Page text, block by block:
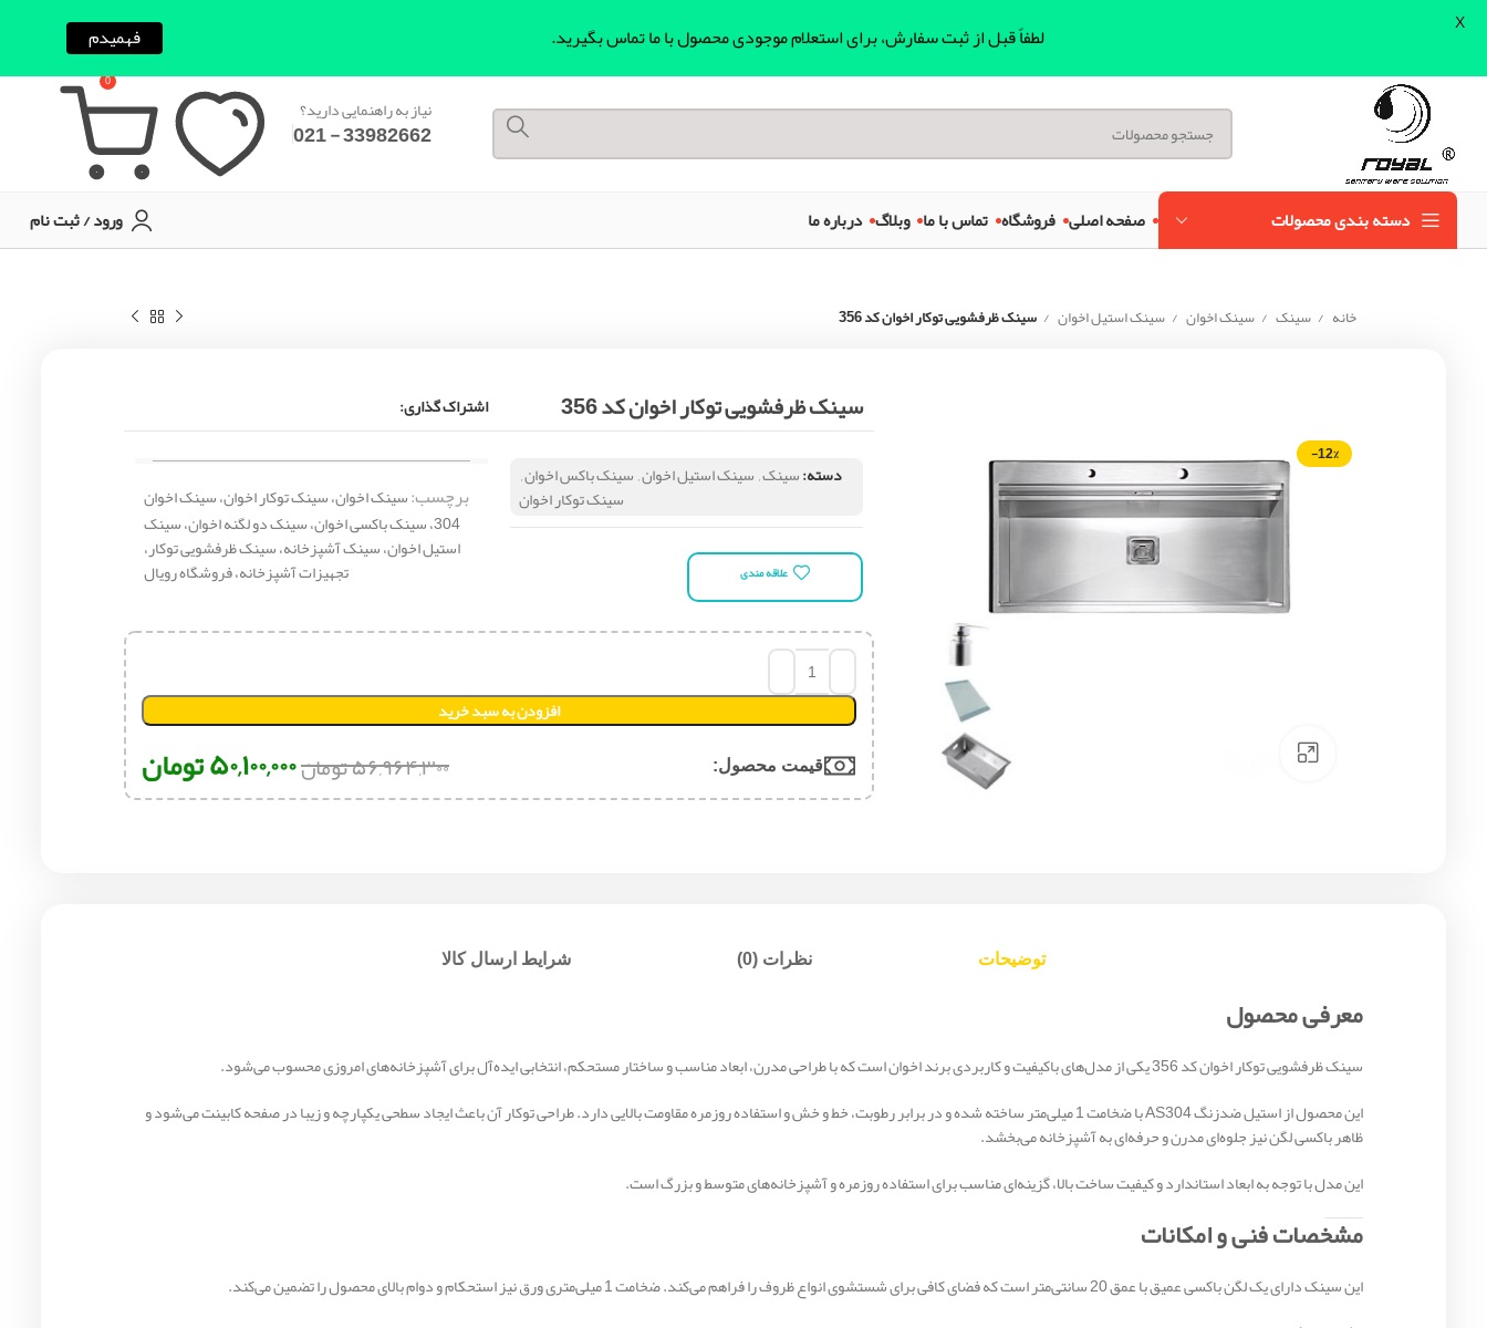
نیاز به راهنمایی دارید؟
33982662 - 021
0
دسته بندی محصولات صفحه اصلی فروشگاه تماس با ما وبلاگ درباره ما ورود / ثبت نام
خانه سینک سینک اخوان سینک استیل اخوان سینک ظرفشویی توکار اخوان کد 356
-12%
سینک ظرفشویی توکار اخوان کد 356 اشتراک گذاری:
دسته:سینک,سینک استیل اخوان,سینک باکس اخوان,
سینک توکار اخوان
علاقه مندی
برچسب:سینک اخوان، سینک توکار اخوان، سینک اخوان
304، سینک باکسی اخوان، سینک دو لگنه اخوان، سینک
استیل اخوان، سینک آشپزخانه، سینک ظرفشویی توکار،
تجهیزات آشپزخانه، فروشگاه رویال
افزودن به سبد خرید
قیمت محصول:​ ۵۶,۹۶۴,۳۰۰تومان۵۰,۱۰۰,۰۰۰تومان
توضیحات نظرات (0) شرایط ارسال کالا
معرفی محصول
سینک ظرفشویی توکار اخوان کد 356 یکی از مدل‌های باکیفیت و کاربردی برند اخوان است که با طراحی مدرن، ابعاد مناسب و ساختار مستحکم، انتخابی ایده‌آل برای آشپزخانه‌های امروزی محسوب می‌شود.
این محصول از استیل ضدزنگ AS304 با ضخامت 1 میلی‌متر ساخته شده و در برابر رطوبت، خط و خش و استفاده روزمره مقاومت بالایی دارد. طراحی توکار آن باعث ایجاد سطحی یکپارچه و زیبا در صفحه کابینت می‌شود و
ظاهر باکسی لگن نیز جلوه‌ای مدرن و حرفه‌ای به آشپزخانه می‌بخشد.
این مدل با توجه به ابعاد استاندارد و کیفیت ساخت بالا، گزینه‌ای مناسب برای استفاده روزمره و آشپزخانه‌های متوسط و بزرگ است.
مشخصات فنی و امکانات
این سینک دارای یک لگن باکسی عمیق با عمق 20 سانتی‌متر است که فضای کافی برای شستشوی انواع ظروف را فراهم می‌کند. ضخامت 1 میلی‌متری ورق نیز استحکام و دوام بالای محصول را تضمین می‌کند.
لطفاً قبل از ثبت سفارش، برای استعلام موجودی محصول با ما تماس بگیرید. فهمیدم X